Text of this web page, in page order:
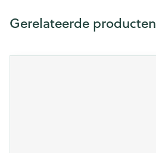
Gerelateerde producten